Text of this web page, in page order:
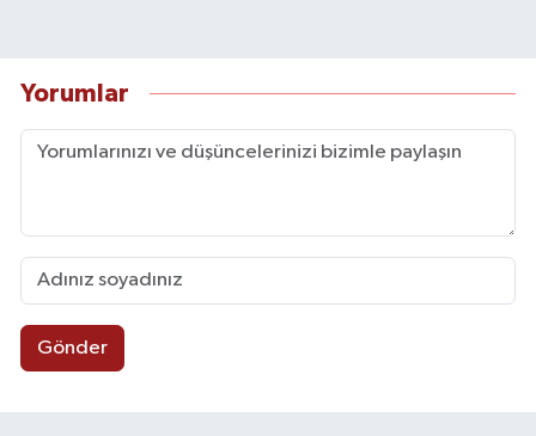
Yorumlar
Gönder